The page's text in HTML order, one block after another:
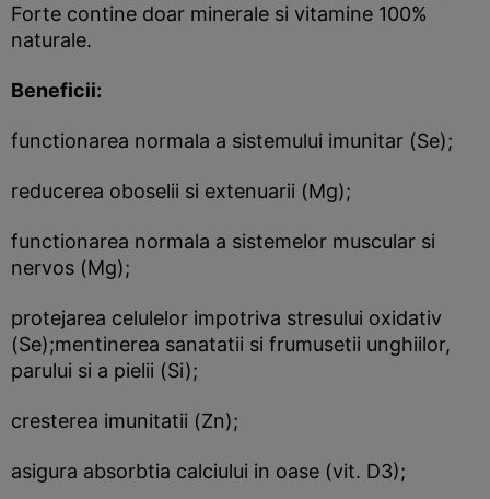
Forte contine doar minerale si vitamine 100%
naturale.
Beneficii:
functionarea normala a sistemului imunitar (Se);
reducerea oboselii si extenuarii (Mg);
functionarea normala a sistemelor muscular si
nervos (Mg);
protejarea celulelor impotriva stresului oxidativ
(Se);mentinerea sanatatii si frumusetii unghiilor,
parului si a pielii (Si);
cresterea imunitatii (Zn);
asigura absorbtia calciului in oase (vit. D3);